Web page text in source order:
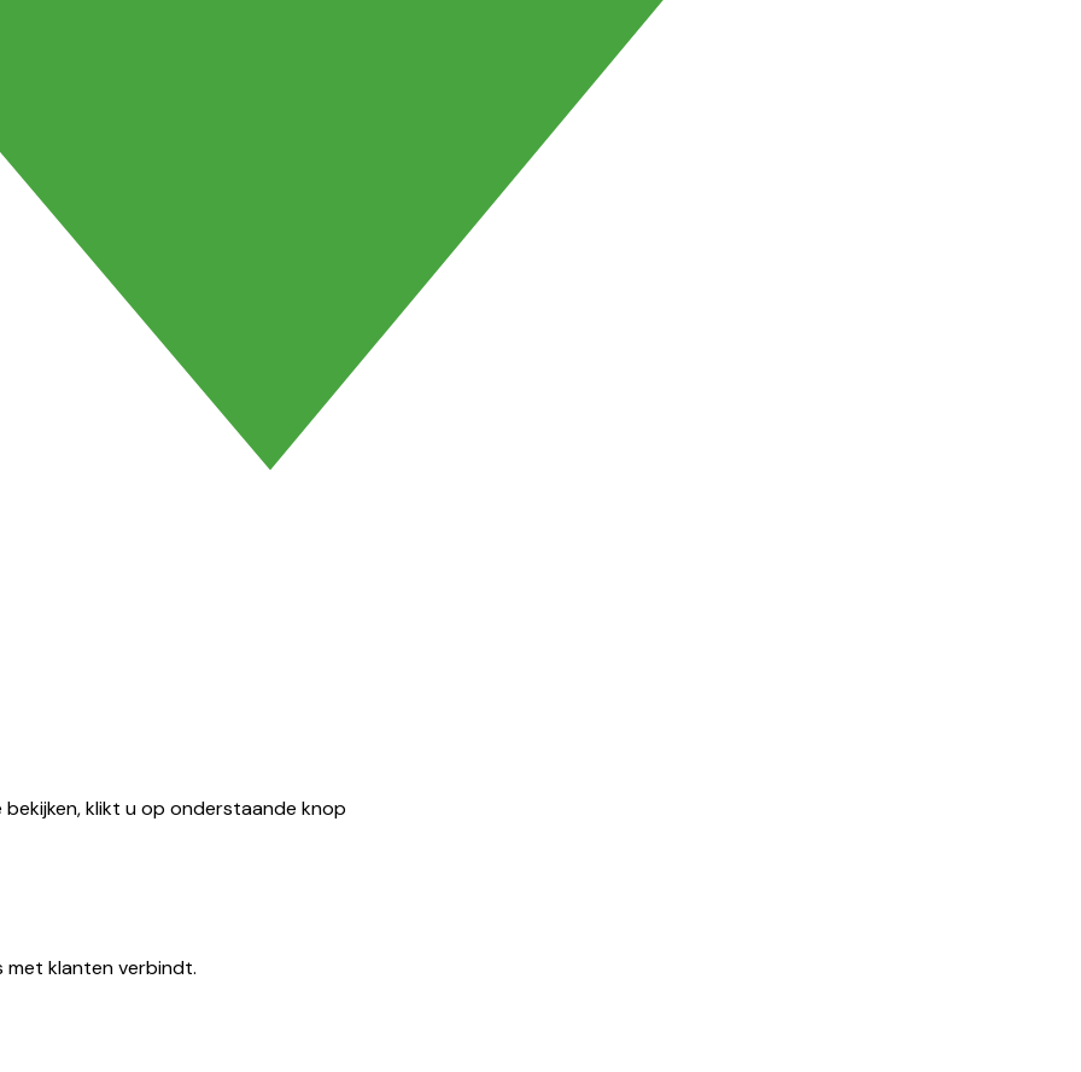
klikt u op onderstaande knop
met klanten verbindt.